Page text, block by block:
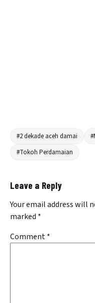
#2 dekade aceh damai
#Tokoh Perdamaian
Leave a Reply
Your email address will
marked *
Comment*